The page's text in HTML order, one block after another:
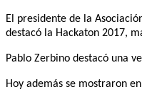
El presidente de la
destacó la Hackaton 2017,
Pablo Zerbino destacó una
Hoy además se mostraron